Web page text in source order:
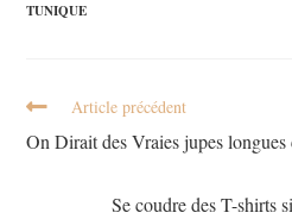
TUNIQUE
Article précédent
On Dirait des Vraies jupes
Se coudre des T-shirts